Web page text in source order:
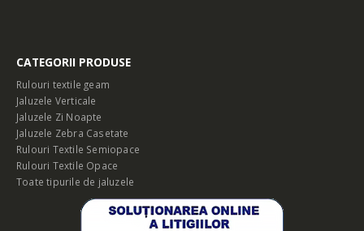
CATEGORII PRODUSE
Rulouri textile geam
Jaluzele Verticale
Jaluzele Zi Noapte
Jaluzele Zebra Casetate
Rulouri Textile Semiopace
Rulouri Textile Opace
Toate tipurile de jaluzele